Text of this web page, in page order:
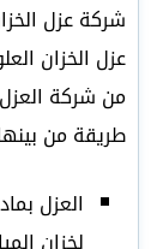
شركة عزل
عزل الخزان
من شركة العزل
طريقة من
العزل